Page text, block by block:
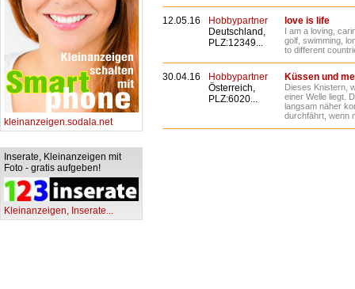
kleinanzeigen.sodala.net
Inserate, Kleinanzeigen mit
Foto - gratis aufgeben!
Kleinanzeigen, Inserate...
12.05.16
Hobbypartner
Deutschland,
PLZ:12349...
love is life
I am a loving,
golf, swimming,
to different
30.04.16
Hobbypartner
Österreich,
PLZ:6020...
Küssen und
Dieses Knistern,
einer Welle liegt.
langsam näher
durchfährt, wenn